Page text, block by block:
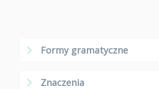
Formy gramatyczne
Znaczenia